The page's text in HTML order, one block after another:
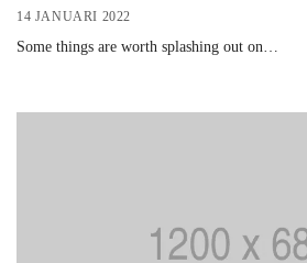
14 JANUARI 2022
Some things are worth splashing out on…